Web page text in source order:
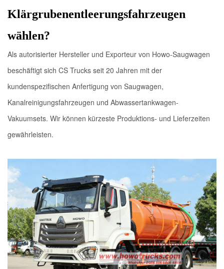
Klärgrubenentleerungsfahrzeugen
wählen?
Als autorisierter Hersteller und Exporteur von Howo-Saugwagen
beschäftigt sich CS Trucks seit 20 Jahren mit der
kundenspezifischen Anfertigung von Saugwagen,
Kanalreinigungsfahrzeugen und Abwassertankwagen-
Vakuumsets. Wir können kürzeste Produktions- und Lieferzeiten
gewährleisten.